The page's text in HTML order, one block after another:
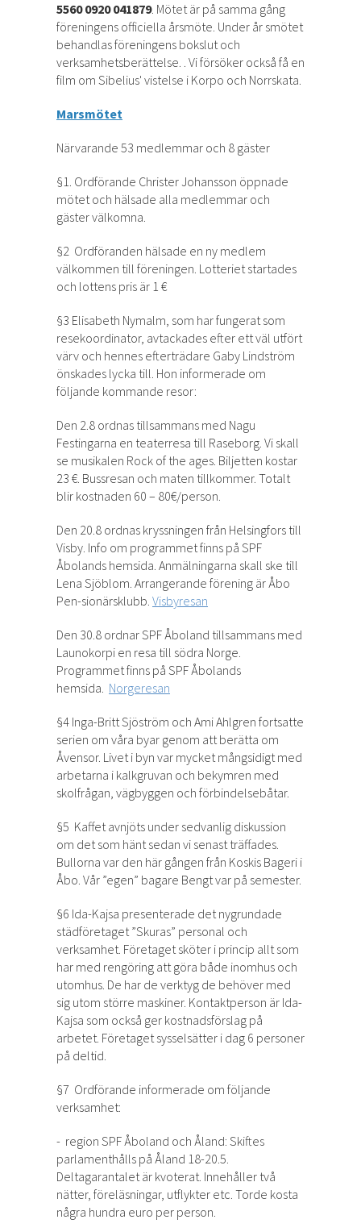
5560 0920 041879. Mötet är på samma gång
föreningens officiella årsmöte. Under år smötet
behandlas föreningens bokslut och
verksamhetsberättelse. . Vi försöker också få en
film om Sibelius' vistelse i Korpo och Norrskata.
Marsmötet
Närvarande 53 medlemmar och 8 gäster
§1. Ordförande Christer Johansson öppnade
mötet och hälsade alla medlemmar och
gäster välkomna.
§2 Ordföranden hälsade en ny medlem
välkommen till föreningen. Lotteriet startades
och lottens pris är 1 €
§3 Elisabeth Nymalm, som har fungerat som
resekoordinator, avtackades efter ett väl utfört
värv och hennes efterträdare Gaby Lindström
önskades lycka till. Hon informerade om
följande kommande resor:
Den 2.8 ordnas tillsammans med Nagu
Festingarna en teaterresa till Raseborg. Vi skall
se musikalen Rock of the ages. Biljetten kostar
23 €. Bussresan och maten tillkommer. Totalt
blir kostnaden 60 – 80€/person.
Den 20.8 ordnas kryssningen från Helsingfors till
Visby. Info om programmet finns på SPF
Åbolands hemsida. Anmälningarna skall ske till
Lena Sjöblom. Arrangerande förening är Åbo
Pen-sionärsklubb. Visbyresan
Den 30.8 ordnar SPF Åboland tillsammans med
Launokorpi en resa till södra Norge.
Programmet finns på SPF Åbolands
hemsida. Norgeresan
§4 Inga-Britt Sjöström och Ami Ahlgren fortsatte
serien om våra byar genom att berätta om
Åvensor. Livet i byn var mycket mångsidigt med
arbetarna i kalkgruvan och bekymren med
skolfrågan, vägbyggen och förbindelsebåtar.
§5 Kaffet avnjöts under sedvanlig diskussion
om det som hänt sedan vi senast träffades.
Bullorna var den här gången från Koskis Bageri i
Åbo. Vår ”egen” bagare Bengt var på semester.
§6 Ida-Kajsa presenterade det nygrundade
städföretaget ”Skuras” personal och
verksamhet. Företaget sköter i princip allt som
har med rengöring att göra både inomhus och
utomhus. De har de verktyg de behöver med
sig utom större maskiner. Kontaktperson är Ida-
Kajsa som också ger kostnadsförslag på
arbetet. Företaget sysselsätter i dag 6 personer
på deltid.
§7 Ordförande informerade om följande
verksamhet:
- region SPF Åboland och Åland: Skiftes
parlamenthålls på Åland 18-20.5.
Deltagarantalet är kvoterat. Innehåller två
nätter, föreläsningar, utflykter etc. Torde kosta
några hundra euro per person.